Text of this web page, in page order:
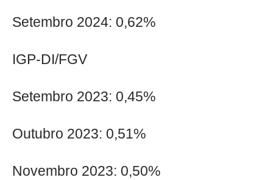
Setembro 2024: 0,62%
IGP-DI/FGV
Setembro 2023: 0,45%
Outubro 2023: 0,51%
Novembro 2023: 0,50%